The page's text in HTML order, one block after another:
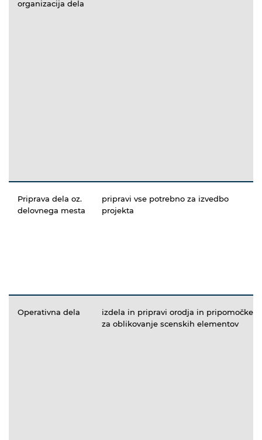
organizacija dela
Priprava dela oz.
delovnega mesta
pripravi vse potrebno za izvedbo
projekta
Operativna dela
izdela in pripravi orodja in pripomočke
za oblikovanje scenskih elementov